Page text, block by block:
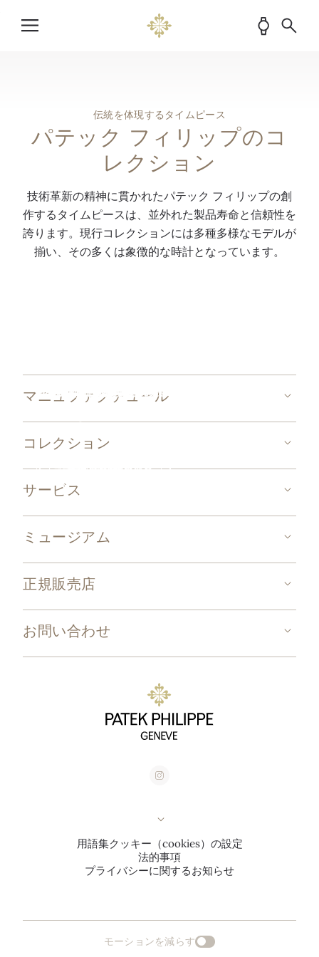
伝統を体現するタイムピース
パテック フィリップのコ
レクション
技術革新の精神に貫かれたパテック フィリップの創
作するタイムピースは、並外れた製品寿命と信頼性を
誇ります。現行コレクションには多種多様なモデルが
揃い、その多くは象徴的な時計となっています。
時計製作の頂点
創意工夫の極致への挑戦
詳細を見る
ラウンド型腕時計の古典
詳細を見る
アール・デコの精神
詳細を見る
完璧な調和を保つプロポーション
詳細を見る
まぎれもないエレガンス
詳細を見る
カジュアル・エレガンス
詳細を見る
コンテンポラリーなカジュアル・シック
詳細を見る
24時間のエレガンス
詳細を見る
秘められた伝統
詳細を見る
現代的なコレクション
詳細を見る
マニュファクチュール
コレクション
サービス
ミュージアム
正規販売店
お問い合わせ
用語集クッキー（cookies）の設定
法的事項
プライバシーに関するお知らせ
モーションを減らす